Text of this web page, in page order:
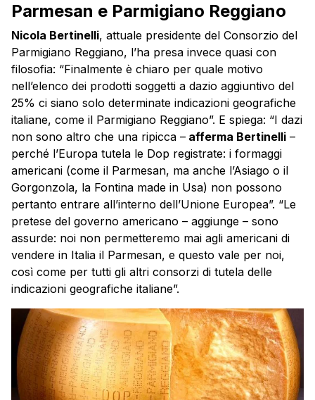
Parmesan e Parmigiano Reggiano
Nicola Bertinelli, attuale presidente del Consorzio del
Parmigiano Reggiano, l’ha presa invece quasi con
filosofia: “Finalmente è chiaro per quale motivo
nell’elenco dei prodotti soggetti a dazio aggiuntivo del
25% ci siano solo determinate indicazioni geografiche
italiane, come il Parmigiano Reggiano”. E spiega: “I dazi
non sono altro che una ripicca – afferma Bertinelli –
perché l’Europa tutela le Dop registrate: i formaggi
americani (come il Parmesan, ma anche l’Asiago o il
Gorgonzola, la Fontina made in Usa) non possono
pertanto entrare all’interno dell’Unione Europea”. “Le
pretese del governo americano – aggiunge – sono
assurde: noi non permetteremo mai agli americani di
vendere in Italia il Parmesan, e questo vale per noi,
così come per tutti gli altri consorzi di tutela delle
indicazioni geografiche italiane”.